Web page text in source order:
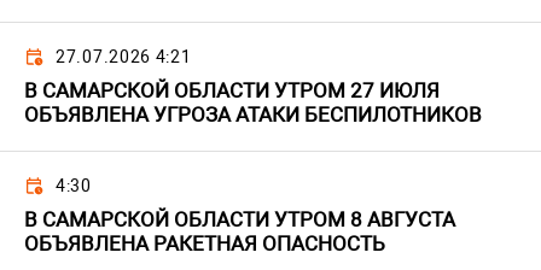
27.07.2026 4:21
В САМАРСКОЙ ОБЛАСТИ УТРОМ 27 ИЮЛЯ
ОБЪЯВЛЕНА УГРОЗА АТАКИ БЕСПИЛОТНИКОВ
4:30
В САМАРСКОЙ ОБЛАСТИ УТРОМ 8 АВГУСТА
ОБЪЯВЛЕНА РАКЕТНАЯ ОПАСНОСТЬ